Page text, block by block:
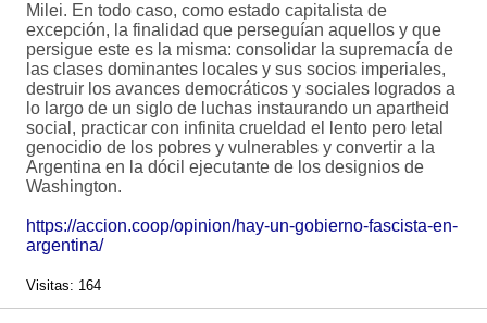
Milei. En todo caso, como estado capitalista de
excepción, la finalidad que perseguían aquellos y que
persigue este es la misma: consolidar la supremacía de
las clases dominantes locales y sus socios imperiales,
destruir los avances democráticos y sociales logrados a
lo largo de un siglo de luchas instaurando un apartheid
social, practicar con infinita crueldad el lento pero letal
genocidio de los pobres y vulnerables y convertir a la
Argentina en la dócil ejecutante de los designios de
Washington.
https://accion.coop/opinion/hay-un-gobierno-fascista-en-
argentina/
Visitas: 164